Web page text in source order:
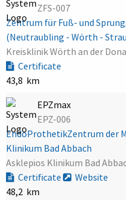
ZFS-007
Zentrum für Fuß- und
(Neutraubling - Wörth -
Kreisklinik Wörth an der
Certificate
43,8 km
EPZmax
EPZ-006
EndoProthetikZentrum der
Klinikum Bad Abbach
Asklepios Klinikum Bad
Certificate
Website
48,2 km